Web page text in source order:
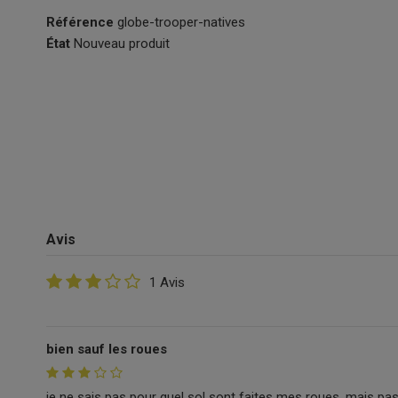
Référence globe-trooper-natives
État Nouveau produit
Avis
1 Avis
bien sauf les roues